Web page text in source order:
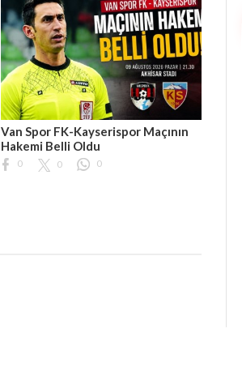
Van Spor FK-Kayserispor Maçının
Hakemi Belli Oldu
0 0 0